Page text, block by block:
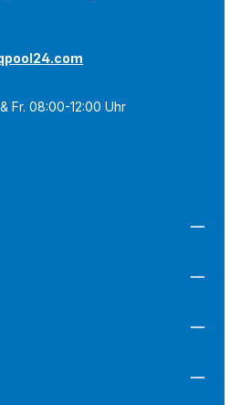
Fr. 08:00-12:00 Uhr